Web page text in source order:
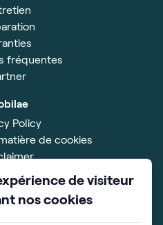
fréquentes
Policy
de cookies
Générales
de visiteur
nos cookies